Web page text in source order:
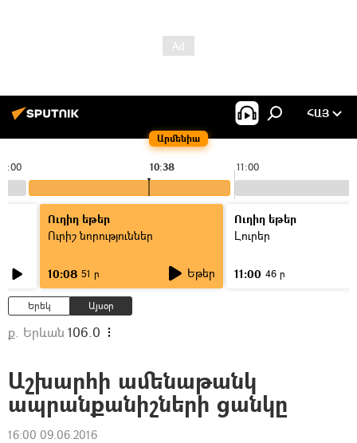
Արմենիա
ՀԱՅ
11:00
10:38
Ուղիղ եթեր
Ուրիշ նորություններ
10:08 51 ր Եթեր
Ուղիղ եթեր
Լուրեր
11:00 46 ր
Երեկ Այսօր
ք. Երևան 106.0
Աշխարհի ամենաթանկ
ապրանքանիշների ցանկը
16:00 09.06.2016